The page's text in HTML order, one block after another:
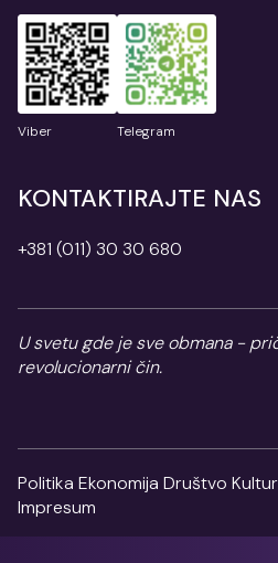
Viber Telegram
KONTAKTIRAJTE NAS
+381 (011) 30 30 680
U svetu gde je sve obmana -
revolucionarni čin.
Politika Ekonomija Društvo
Impresum